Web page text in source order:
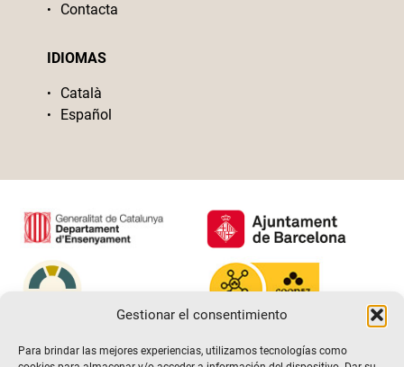
Gestionar el consentimiento
Para brindar las mejores experiencias, utilizamos tecnologías como
Contacta
IDIOMAS
Català
Español